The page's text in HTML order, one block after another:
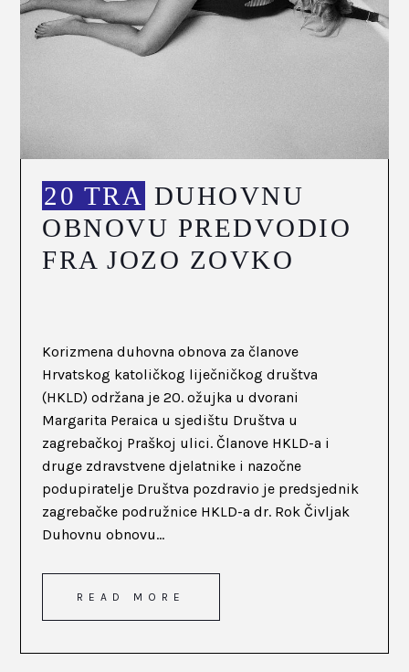
20 TRA DUHOVNU
OBNOVU PREDVODIO
FRA JOZO ZOVKO
Korizmena duhovna obnova za članove
Hrvatskog katoličkog liječničkog društva
(HKLD) održana je 20. ožujka u dvorani
Margarita Peraica u sjedištu Društva u
zagrebačkoj Praškoj ulici. Članove HKLD-a i
druge zdravstvene djelatnike i nazočne
podupiratelje Društva pozdravio je predsjednik
zagrebačke podružnice HKLD-a dr. Rok Čivljak
Duhovnu obnovu...
READ MORE